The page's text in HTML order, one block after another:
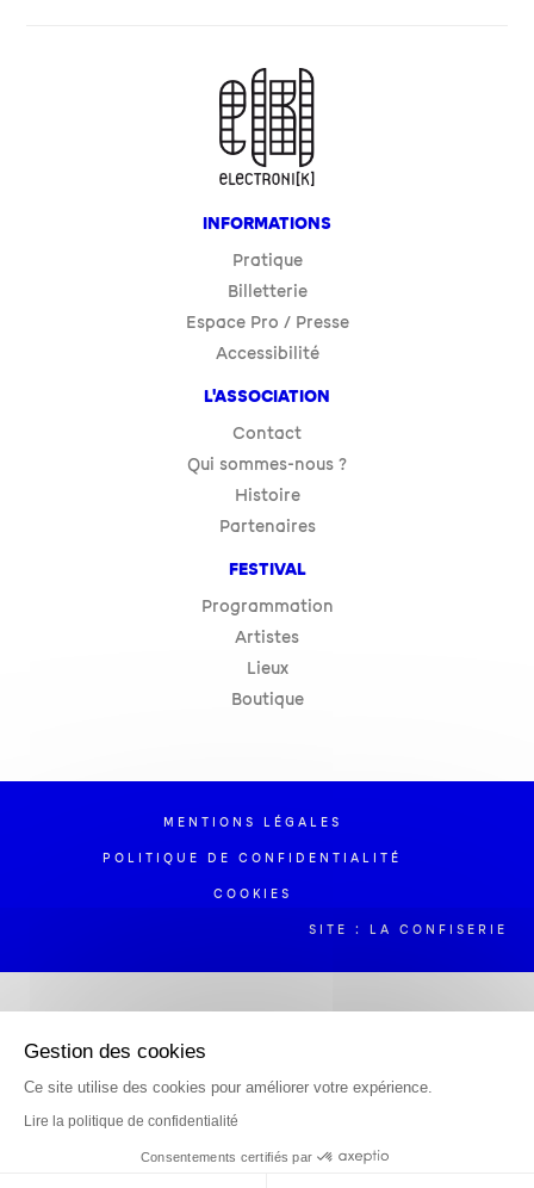
INFORMATIONS
Pratique
Billetterie
Espace Pro / Presse
Accessibilité
L'ASSOCIATION
Contact
Qui sommes-nous ?
Histoire
Partenaires
FESTIVAL
Programmation
Artistes
Lieux
Boutique
MENTIONS LÉGALES
POLITIQUE DE CONFIDENTIALITÉ
COOKIES
SITE : LA CONFISERIE
Gestion des cookies
Ce site utilise des cookies pour améliorer votre expérience.
Lire la politique de confidentialité
Consentements certifiés par